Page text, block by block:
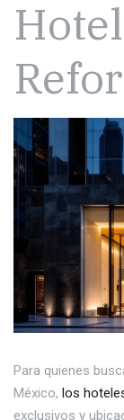
Para quienes
México, los
exclusivos y